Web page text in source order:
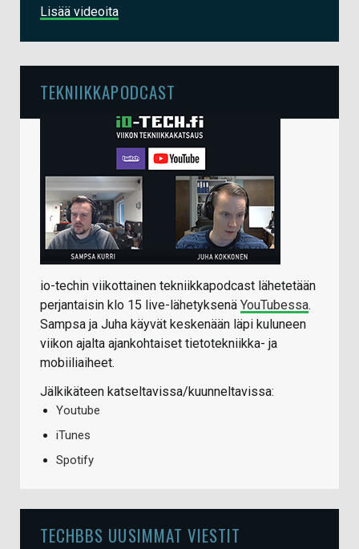
Lisää videoita
TEKNIIKKAPODCAST
io-techin viikottainen tekniikkapodcast lähetetään
perjantaisin klo 15 live-lähetyksenä YouTubessa.
Sampsa ja Juha käyvät keskenään läpi kuluneen
viikon ajalta ajankohtaiset tietotekniikka- ja
mobiiliaiheet.
Jälkikäteen katseltavissa/kuunneltavissa:
Youtube
iTunes
Spotify
TECHBBS UUSIMMAT VIESTIT